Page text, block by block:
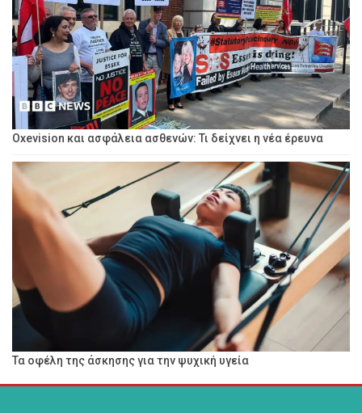
Oxevision και ασφάλεια ασθενών: Τι δείχνει η νέα έρευνα
Τα οφέλη της άσκησης για την ψυχική υγεία